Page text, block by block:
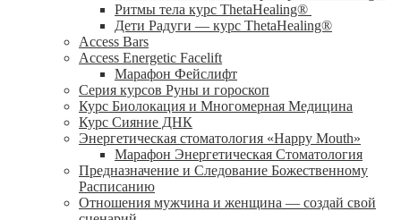
Ритмы тела курс ThetaHealing®
Дети Радуги — курс ThetaHealing®
Access Bars
Access Energetic Facelift
Марафон Фейслифт
Серия курсов Руны и гороскоп
Курс Биолокация и Многомерная Медицина
Курс Сияние ДНК
Энергетическая стоматология «Happy Mouth»
Марафон Энергетическая Cтоматология
Предназначение и Следование Божественному
Расписанию
Отношения мужчина и женщина — создай свой